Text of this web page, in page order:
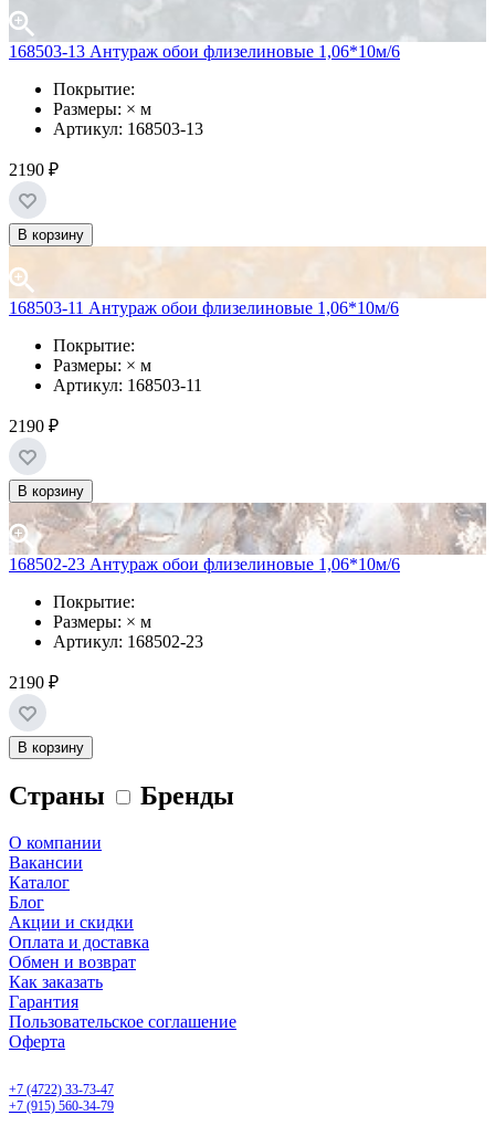
168503-13 Антураж обои флизелиновые 1,06*10м/6
Покрытие:
Размеры: × м
Артикул: 168503-13
2190 ₽
В корзину
168503-11 Антураж обои флизелиновые 1,06*10м/6
Покрытие:
Размеры: × м
Артикул: 168503-11
2190 ₽
В корзину
168502-23 Антураж обои флизелиновые 1,06*10м/6
Покрытие:
Размеры: × м
Артикул: 168502-23
2190 ₽
В корзину
Страны Бренды
О компании
Вакансии
Каталог
Блог
Акции и скидки
Оплата и доставка
Обмен и возврат
Как заказать
Гарантия
Пользовательское соглашение
Оферта
+7 (4722) 33-73-47
+7 (915) 560-34-79